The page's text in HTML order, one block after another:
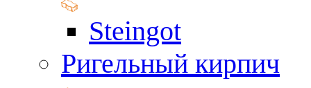
Steingot
Ригельный кирпич